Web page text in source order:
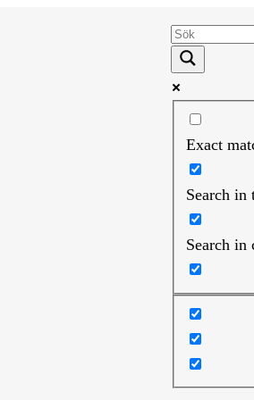
Exact
Search in
Search in